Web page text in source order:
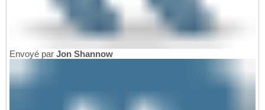
Envoyé par Jon Shannow